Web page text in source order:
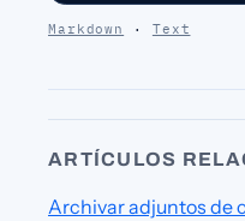
Markdown · Text
ARTÍCULOS
Archivar adjuntos de